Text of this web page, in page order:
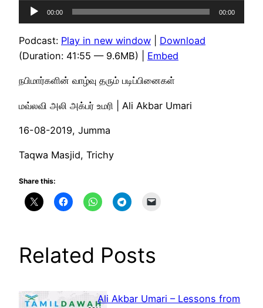
Audio
Player
00:00 00:00
Podcast: Play in new window
Download
(Duration: 41:55 — 9.6MB) | Embed
நபிமார்களின் வாழ்வு தரும் படிப்பினைகள்
மவ்லவி அலி அக்பர் உமரி | Ali Akbar Umari
16-08-2019, Jumma
Taqwa Masjid, Trichy
Share this:
Related Posts
Ali Akbar Umari – Lessons from